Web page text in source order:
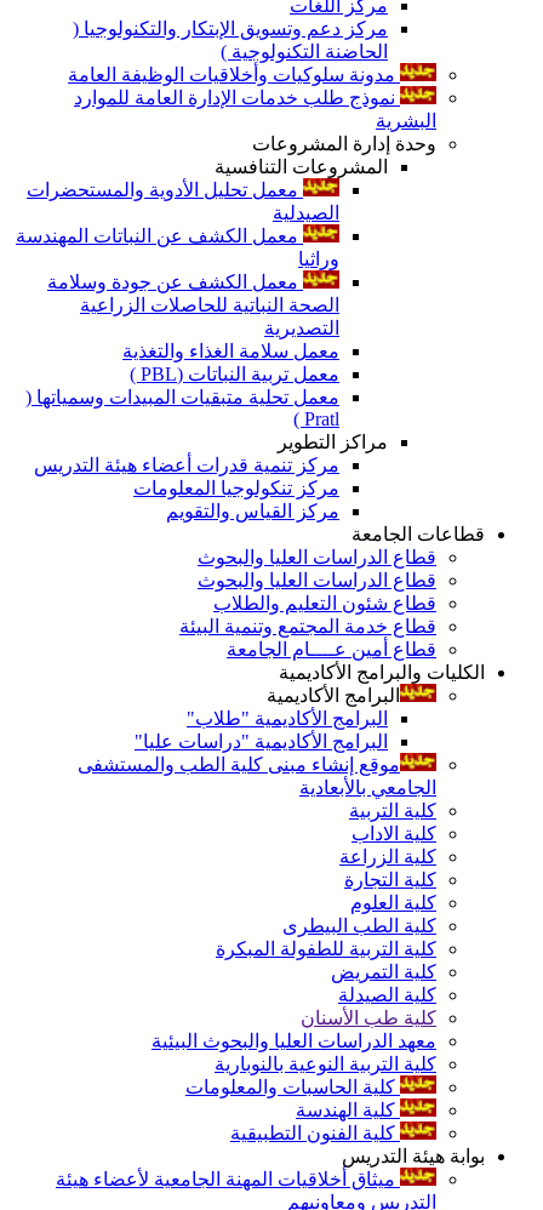
مركز اللغات
مركز دعم وتسويق الإبتكار والتكنولوجيا (
الحاضنة التكنولوجية )
مدونة سلوكيات وأخلاقيات الوظيفة العامة
نموذج طلب خدمات الإدارة العامة للموارد
البشرية
وحدة إدارة المشروعات
المشروعات التنافسية
معمل تحليل الأدوية والمستحضرات
الصيدلية
معمل الكشف عن النباتات المهندسة
وراثيا
معمل الكشف عن جودة وسلامة
الصحة النباتية للحاصلات الزراعية
التصديرية
معمل سلامة الغذاء والتغذية
معمل تربية النباتات (PBL )
معمل تحلية متبقيات المبيدات وسمياتها (
Pratl )
مراكز التطوير
مركز تنمية قدرات أعضاء هيئة التدريس
مركز تنكولوجيا المعلومات
مركز القياس والتقويم
قطاعات الجامعة
قطاع الدراسات العليا والبحوث
قطاع الدراسات العليا والبحوث
قطاع شئون التعليم والطلاب
قطاع خدمة المجتمع وتنمية البيئة
قطاع أمين عــــام الجامعة
الكليات والبرامج الأكاديمية
البرامج الأكاديمية
البرامج الأكاديمية "طلاب"
البرامج الأكاديمية "دراسات عليا"
موقع إنشاء مبنى كلية الطب والمستشفى
الجامعي بالأبعادية
كلية التربية
كلية الاداب
كلية الزراعة
كلية التجارة
كلية العلوم
كلية الطب البيطرى
كلية التربية للطفولة المبكرة
كلية التمريض
كلية الصيدلة
كلية طب الأسنان
معهد الدراسات العليا والبحوث البيئية
كلية التربية النوعية بالنوبارية
كلية الحاسبات والمعلومات
كلية الهندسة
كلية الفنون التطبيقية
بوابة هيئة التدريس
ميثاق أخلاقيات المهنة الجامعية لأعضاء هيئة
التدريس ومعاونيهم